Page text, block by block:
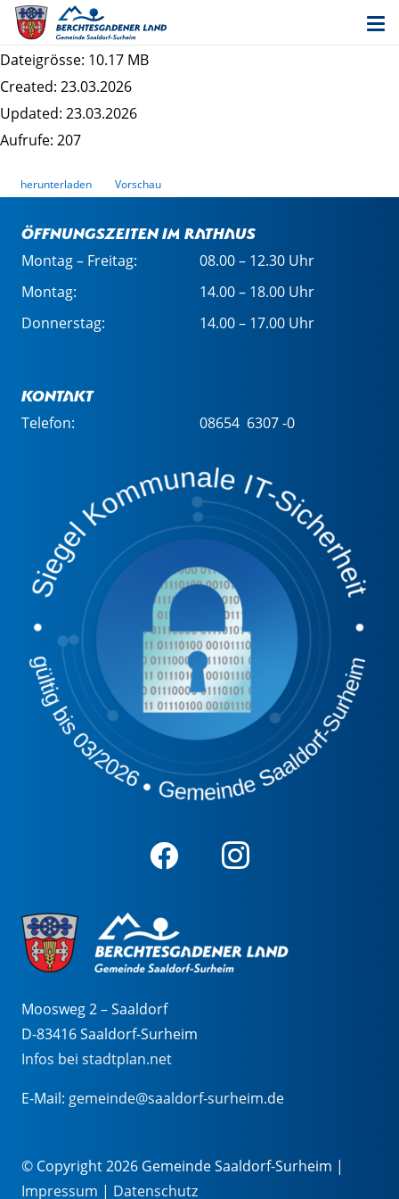
Umweltbericht zur Aufstellung des
Bebauungsplans Wimpasing Ost
Dateigrösse: 10.17 MB
Created: 23.03.2026
Updated: 23.03.2026
Aufrufe: 207
herunterladen Vorschau
Öffnungszeiten im Rathaus
Montag – Freitag:
08.00 – 12.30 Uhr
Montag:
14.00 – 18.00 Uhr
Donnerstag:
14.00 – 17.00 Uhr
Kontakt
Telefon: 08654 6307 -0
Moosweg 2 – Saaldorf
D-83416 Saaldorf-Surheim
Infos bei stadtplan.net
E-Mail: gemeinde@saaldorf-surheim.de
© Copyright 2026 Gemeinde Saaldorf-Surheim |
Impressum | Datenschutz